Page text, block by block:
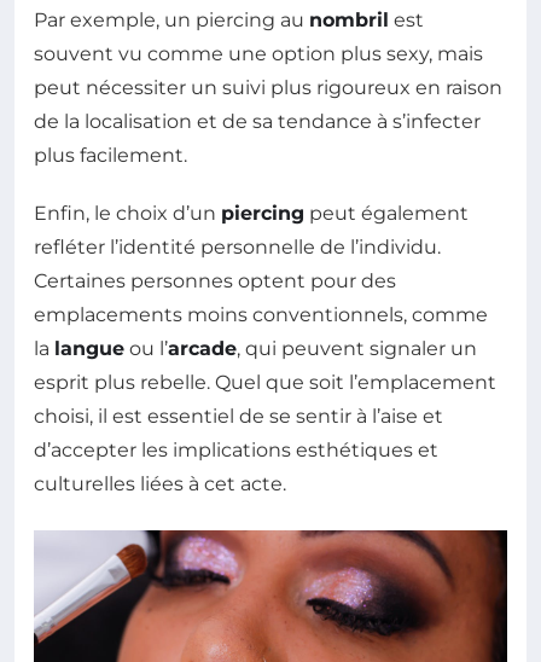
Par exemple, un piercing au nombril est
souvent vu comme une option plus sexy, mais
peut nécessiter un suivi plus rigoureux en raison
de la localisation et de sa tendance à s’infecter
plus facilement.
Enfin, le choix d’un piercing peut également
refléter l’identité personnelle de l’individu.
Certaines personnes optent pour des
emplacements moins conventionnels, comme
la langue ou l’arcade, qui peuvent signaler un
esprit plus rebelle. Quel que soit l’emplacement
choisi, il est essentiel de se sentir à l’aise et
d’accepter les implications esthétiques et
culturelles liées à cet acte.